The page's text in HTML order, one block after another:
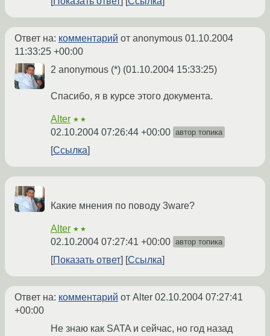
Ответ на: комментарий от anonymous 01.10.2004
11:33:25 +00:00
2 anonymous (*) (01.10.2004 15:33:25)
Спасибо, я в курсе этого документа.
Alter ★★
02.10.2004 07:26:44 +00:00 автор топика
Ссылка
Какие мнения по поводу 3ware?
Alter ★★
02.10.2004 07:27:41 +00:00 автор топика
Показать ответ Ссылка
Ответ на: комментарий от Alter 02.10.2004 07:27:41
+00:00
Не знаю как SATA и сейчас, но год назад